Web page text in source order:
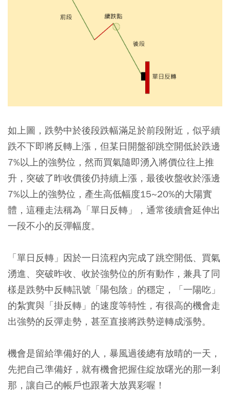
如上圖，跌勢中於後段跌幅滿足於前段附近，似乎續
跌不下即將反轉上漲，但某日開盤卻跳空開低於跌邊
7%以上的強勢位，然而買氣隨即湧入將價位往上推
升，突破了昨收價後仍持續上漲，最後收盤收於漲邊
7%以上的強勢位，產生高低幅度15~20%的大陽實
體，這種走法稱為「單日反轉」，通常後續會延伸出
一段不小的反彈幅度。
「單日反轉」因於一日流程內完成了跳空開低、買氣
湧進、突破昨收、收於強勢位的所有動作，兼具了同
樣是跌勢中反轉訊號「陽包陰」的穩定，「一陽吃」
的紮實與「掛反轉」的速度等特性，有很高的機會走
出強勢的反彈走勢，甚至直接將跌勢逆轉成漲勢。
機會是留給準備好的人，暴風過後總有放晴的一天，
先把自己準備好，就有機會把握住綻放曙光的那一剎
那，讓自己的帳戶也跟著大放異彩喔！